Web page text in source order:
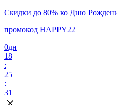
Скидки до 80% ко Дню
промокод HAPPY22
0дн
18
:
25
:
31